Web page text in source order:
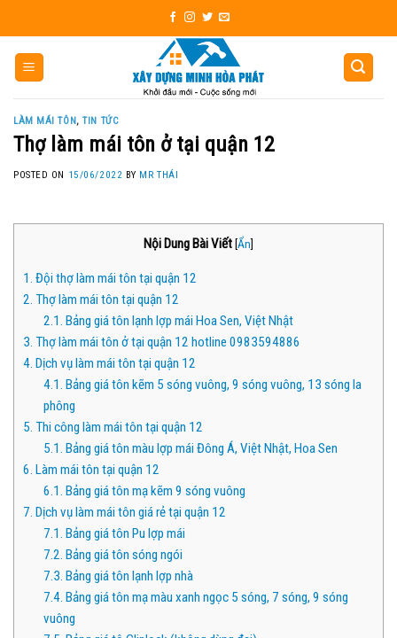
to
content
LÀM MÁI TÔN,TIN TỨC
Thợ làm mái tôn ở tại quận 12
POSTED ON 15/06/2022 BY MR THÁI
Nội Dung Bài Viết[Ẩn]
1. Đội thợ làm mái tôn tại quận 12
2. Thợ làm mái tôn tại quận 12
2.1. Bảng giá tôn lạnh lợp mái Hoa Sen, Việt Nhật
3. Thợ làm mái tôn ở tại quận 12 hotline 0983594886
4. Dịch vụ làm mái tôn tại quận 12
4.1. Bảng giá tôn kẽm 5 sóng vuông, 9 sóng vuông, 13 sóng la
phông
5. Thi công làm mái tôn tại quận 12
5.1. Bảng giá tôn màu lợp mái Đông Á, Việt Nhật, Hoa Sen
6. Làm mái tôn tại quận 12
6.1. Bảng giá tôn mạ kẽm 9 sóng vuông
7. Dịch vụ làm mái tôn giá rẻ tại quận 12
7.1. Bảng giá tôn Pu lợp mái
7.2. Bảng giá tôn sóng ngói
7.3. Bảng giá tôn lạnh lợp nhà
7.4. Bảng giá tôn mạ màu xanh ngọc 5 sóng, 7 sóng, 9 sóng
vuông